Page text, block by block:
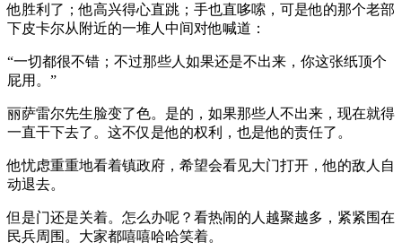
他胜利了；他高兴得心直跳；手也直哆嗦，可是他的那个老部
下皮卡尔从附近的一堆人中间对他喊道：
“一切都很不错；不过那些人如果还是不出来，你这张纸顶个
屁用。”
丽萨雷尔先生脸变了色。是的，如果那些人不出来，现在就得
一直干下去了。这不仅是他的权利，也是他的责任了。
他忧虑重重地看着镇政府，希望会看见大门打开，他的敌人自
动退去。
但是门还是关着。怎么办呢？看热闹的人越聚越多，紧紧围在
民兵周围。大家都嘻嘻哈哈笑着。